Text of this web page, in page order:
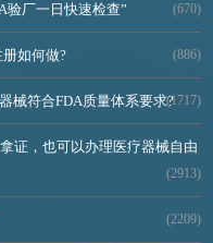
验厂一日快速检查” (670)
如何做? (886)
械符合FDA质量体系要求?(1717)
证，也可以办理医疗器械自由
(2913)
(2209)